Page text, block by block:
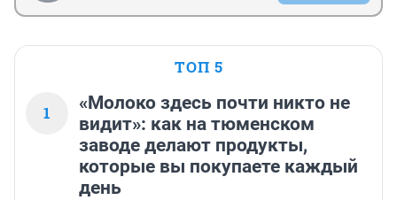
ТОП 5
1
«Молоко здесь почти никто не
видит»: как на тюменском
заводе делают продукты,
которые вы покупаете каждый
день